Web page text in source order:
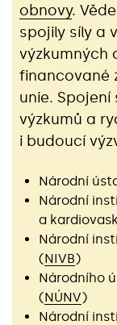
obnovy.
spojily síly a
výzkumných
financované
unie.
výzkumů a
i budoucí
Národní
Národní
a
Národní
(NIVB)
Národního
(NÚNV)
Národní